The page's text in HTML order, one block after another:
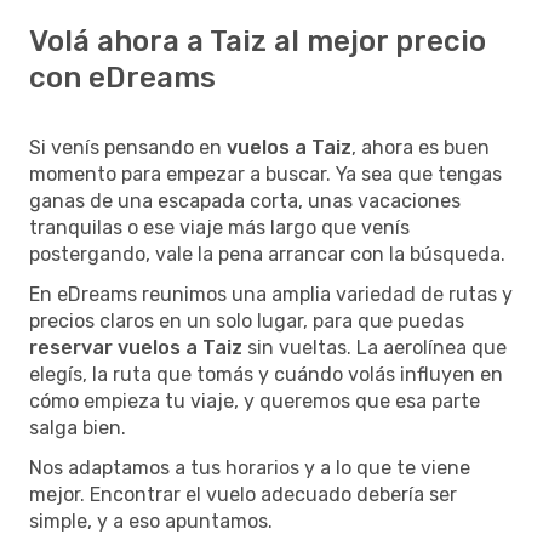
Volá ahora a Taiz al mejor precio
con eDreams
Si venís pensando en vuelos a Taiz, ahora es buen
momento para empezar a buscar. Ya sea que tengas
ganas de una escapada corta, unas vacaciones
tranquilas o ese viaje más largo que venís
postergando, vale la pena arrancar con la búsqueda.
En eDreams reunimos una amplia variedad de rutas y
precios claros en un solo lugar, para que puedas
reservar vuelos a Taiz sin vueltas. La aerolínea que
elegís, la ruta que tomás y cuándo volás influyen en
cómo empieza tu viaje, y queremos que esa parte
salga bien.
Nos adaptamos a tus horarios y a lo que te viene
mejor. Encontrar el vuelo adecuado debería ser
simple, y a eso apuntamos.